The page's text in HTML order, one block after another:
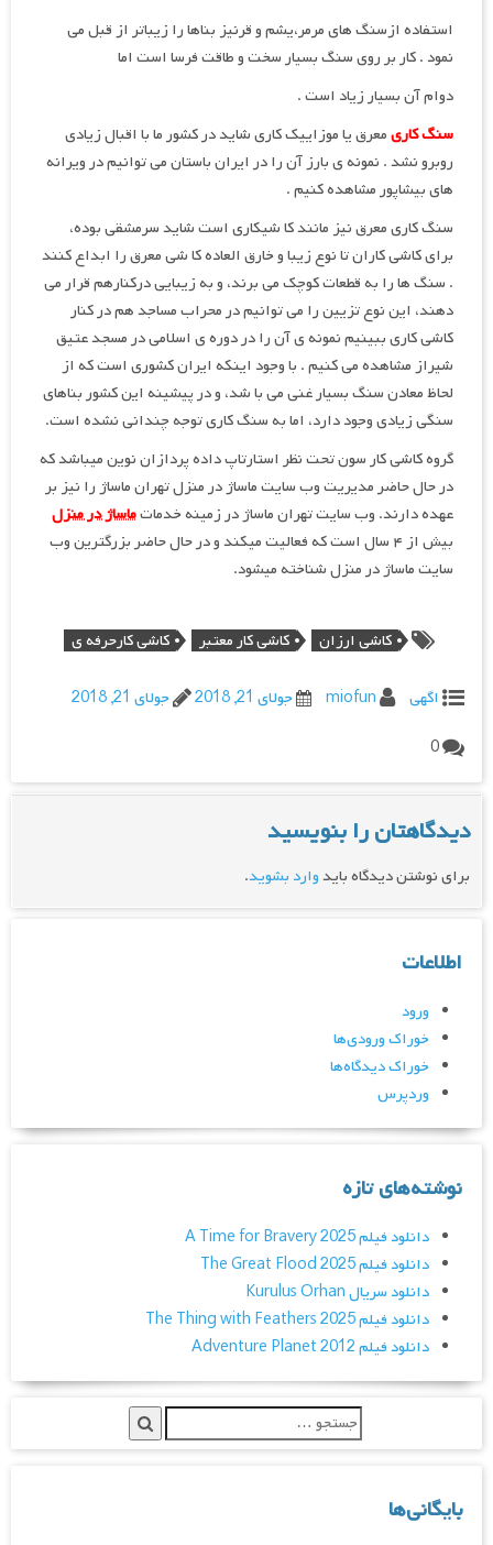
استفاده ازسنگ های مرمر،یشم و قرنیز بناها را زیباتر از قبل می
نمود . کار بر روی سنگ بسیار سخت و طاقت فرسا است اما
دوام آن بسیار زیاد است .
سنگ کاریمعرق یا موزاییک کاری شاید در کشور ما با اقبال زیادی
روبرو نشد . نمونه ی بارز آن را در ایران باستان می توانیم در ویرانه
های بیشاپور مشاهده کنیم .
سنگ کاری معرق نیز مانند کا شیکاری است شاید سرمشقی بوده،
برای کاشی کاران تا نوع زیبا و خارق العاده کا شی معرق را ابداع کنند
. سنگ ها را به قطعات کوچک می برند، و به زیبایی درکنارهم قرار می
دهند، این نوع تزیین را می توانیم در محراب مساجد هم در کنار
کاشی کاری ببینیم نمونه ی آن را در دوره ی اسلامی در مسجد عتیق
شیراز مشاهده می کنیم . با وجود اینکه ایران کشوری است که از
لحاظ معادن سنگ بسیار غنی می با شد، و در پیشینه این کشور بناهای
سنگی زیادی وجود دارد، اما به سنگ کاری توجه چندانی نشده است.
گروه کاشی کار سون تحت نظر استارتاپ داده پردازان نوین میباشد که
در حال حاضر مدیریت وب سایت ماساژ در منزل تهران ماساژ را نیز بر
عهده دارند. وب سایت تهران ماساژ در زمینه خدماتماساژ در منزل
بیش از ۴ سال است که فعالیت میکند و در حال حاضر بزرگترین وب
سایت ماساژ در منزل شناخته میشود.
کاشی ارزان کاشی کار معتبر کاشی کارحرفه ی
اگهی miofun جولای 21, 2018
جولای 21, 2018
0
دیدگاهتان را بنویسید
برای نوشتن دیدگاه بایدوارد بشوید.
اطلاعات
ورود
خوراک ورودی‌ها
خوراک دیدگاه‌ها
وردپرس
نوشته‌های تازه
دانلود فیلم A Time for Bravery 2025
دانلود فیلم The Great Flood 2025
دانلود سریال Kurulus Orhan
دانلود فیلم The Thing with Feathers 2025
دانلود فیلم Adventure Planet 2012
بایگانی‌ها